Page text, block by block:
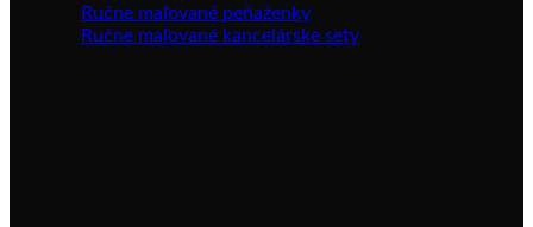
Ručne maľované peňaženky
Ručne maľované kancelárske sety